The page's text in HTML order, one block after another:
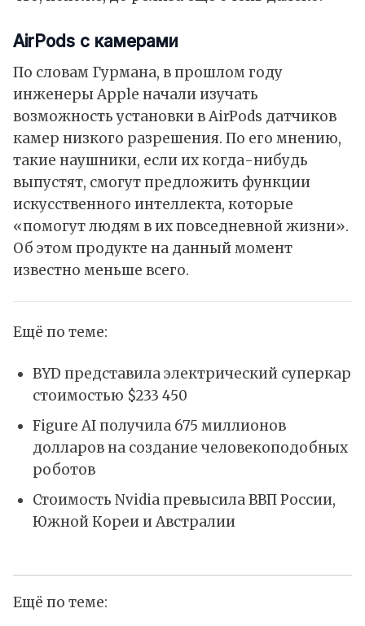
AirPods с камерами
По словам Гурмана, в прошлом году
инженеры Apple начали изучать
возможность установки в AirPods датчиков
камер низкого разрешения. По его мнению,
такие наушники, если их когда-нибудь
выпустят, смогут предложить функции
искусственного интеллекта, которые
«помогут людям в их повседневной жизни».
Об этом продукте на данный момент
известно меньше всего.
Ещё по теме:
BYD представила электрический суперкар
стоимостью $233 450
Figure AI получила 675 миллионов
долларов на создание человекоподобных
роботов
Стоимость Nvidia превысила ВВП России,
Южной Кореи и Австралии
Ещё по теме: